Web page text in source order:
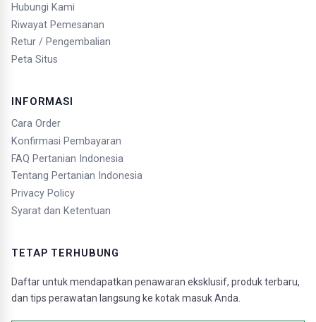
Hubungi Kami
Riwayat Pemesanan
Retur / Pengembalian
Peta Situs
INFORMASI
Cara Order
Konfirmasi Pembayaran
FAQ Pertanian Indonesia
Tentang Pertanian Indonesia
Privacy Policy
Syarat dan Ketentuan
TETAP TERHUBUNG
Daftar untuk mendapatkan penawaran eksklusif, produk terbaru,
dan tips perawatan langsung ke kotak masuk Anda.